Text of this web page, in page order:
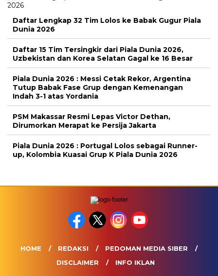
Daftar Lengkap 32 Tim Lolos ke Babak Gugur Piala
Dunia 2026
Daftar 15 Tim Tersingkir dari Piala Dunia 2026,
Uzbekistan dan Korea Selatan Gagal ke 16 Besar
Piala Dunia 2026 : Messi Cetak Rekor, Argentina
Tutup Babak Fase Grup dengan Kemenangan
Indah 3-1 atas Yordania
PSM Makassar Resmi Lepas Victor Dethan,
Dirumorkan Merapat ke Persija Jakarta
Piala Dunia 2026 : Portugal Lolos sebagai Runner-
up, Kolombia Kuasai Grup K Piala Dunia 2026
HOME REDAKSI
PEDOMAN MEDIA SIBER
DISCLAIMER
INFO IKLAN